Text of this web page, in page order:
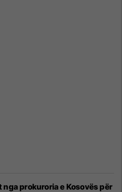
nga prokuroria e Kosovës për